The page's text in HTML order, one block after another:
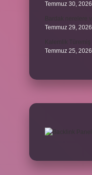
Temmuz 30, 2026
Temmuz 29, 2026
Temmuz 25, 2026